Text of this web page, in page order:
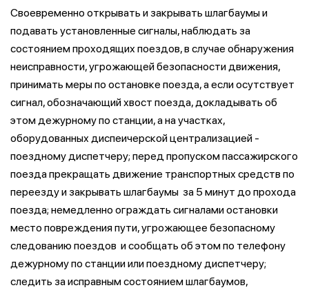
Своевременно открывать и закрывать шлагбаумы и
подавать установленные сигналы, наблюдать за
состоянием проходящих поездов, в случае обнаружения
неисправности, угрожающей безопасности движения,
принимать меры по остановке поезда, а если осутствует
сигнал, обозначающий хвост поезда, докладывать об
этом дежурному по станции, а на участках,
оборудованных диспеичерской централизацией -
поездному диспетчеру; перед пропуском пассажирского
поезда прекращать движение транспортных средств по
переезду и закрывать шлагбаумы за 5 минут до прохода
поезда; немедленно ограждать сигналами остановки
место повреждения пути, угрожающее безопасному
следованию поездов и сообщать об этом по телефону
дежурному по станции или поездному диспетчеру;
следить за исправным состоянием шлагбаумов,